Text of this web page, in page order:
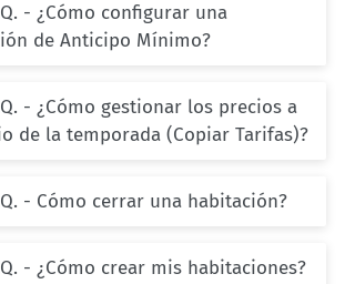
- ¿Cómo configurar una
de Anticipo Mínimo?
- ¿Cómo gestionar los precios a
de la temporada (Copiar Tarifas)?
- Cómo cerrar una habitación?
- ¿Cómo crear mis habitaciones?